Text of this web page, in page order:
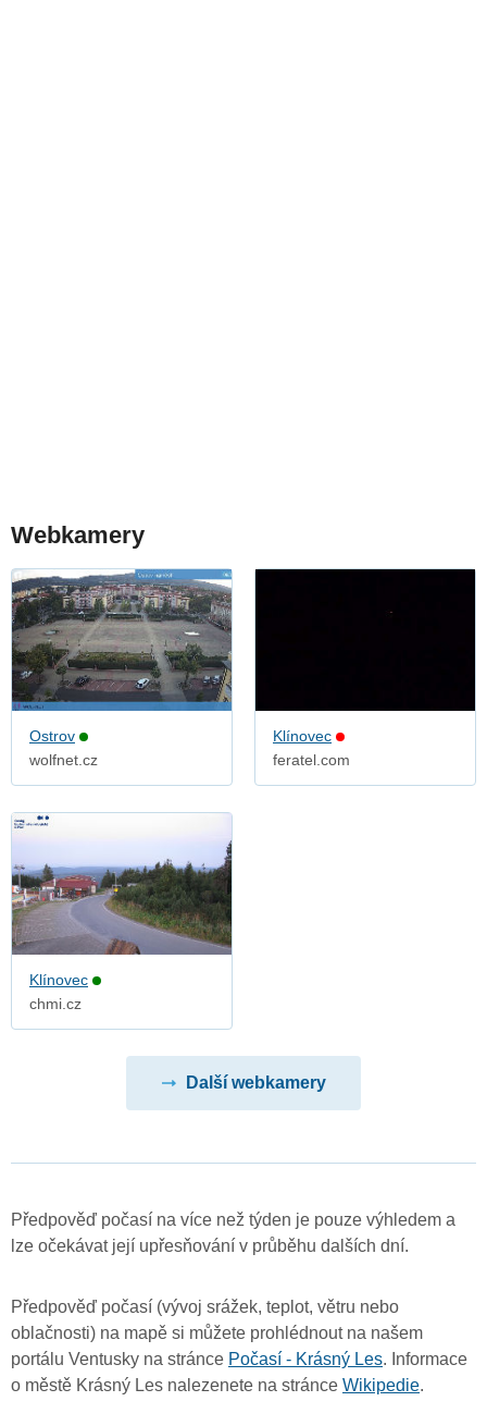
Webkamery
Ostrov
wolfnet.cz
Klínovec
feratel.com
Klínovec
chmi.cz
Další webkamery
Předpověď počasí na více než týden je pouze výhledem a
lze očekávat její upřesňování v průběhu dalších dní.
Předpověď počasí (vývoj srážek, teplot, větru nebo
oblačnosti) na mapě si můžete prohlédnout na našem
portálu Ventusky na stránce Počasí - Krásný Les. Informace
o městě Krásný Les nalezenete na stránce Wikipedie.